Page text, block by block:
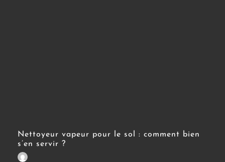
Nettoyeur vapeur pour le sol : comment bien
s’en servir ?